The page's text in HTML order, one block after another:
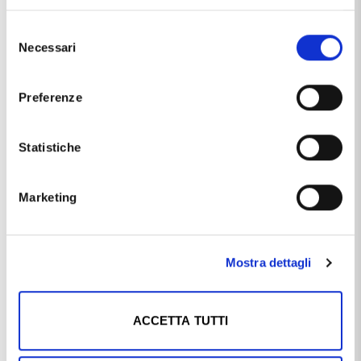
delNecessari
Preferenze
Statistiche
Marketing
Mostra dettagli
ACCETTA TUTTI
CUORI
MILANO JUNIOR
GIOIELLI DA
, è un prodotto che al
momento ha disponibilità